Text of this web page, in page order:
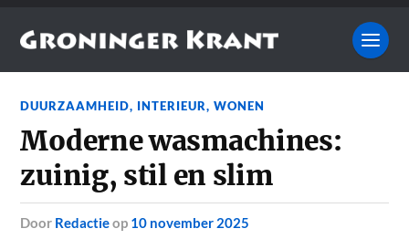
DUURZAAMHEID, INTERIEUR,WONEN
Moderne wasmachines:
zuinig, stil en slim
door Redactieop 10 november 2025